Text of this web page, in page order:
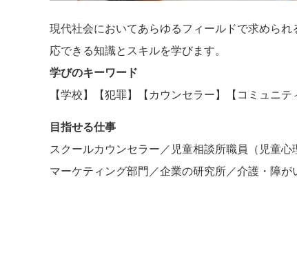
現代社会においてあらゆるフィールドで求めら
応できる知識とスキルを学びます。
学びのキーワード
【学校】【犯罪】【カウンセラー】【コミュニ
目指せる仕事
スクールカウンセラー／児童相談所職員（児童
マーケティング部門／企業の研究所／介護・障が